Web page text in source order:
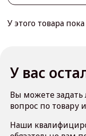
У этого товара
У вас
Вы можете
вопрос по товару
Наши